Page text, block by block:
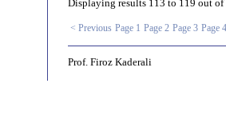
Displaying results 113 to 119 out of
< Previous Page 1 Page 2 Page 3 Page 4
Prof. Firoz Kaderali